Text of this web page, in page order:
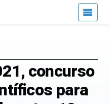
concurso
para